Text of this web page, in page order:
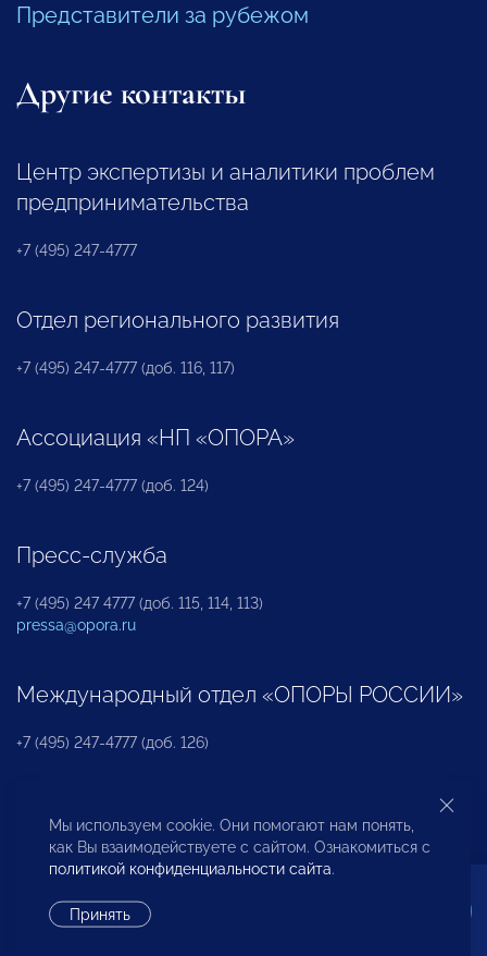
Представители за рубежом
Другие контакты
Центр экспертизы и аналитики проблем
предпринимательства
+7 (495) 247-4777
Отдел регионального развития
+7 (495) 247-4777 (доб. 116, 117)
Ассоциация «НП «ОПОРА»
+7 (495) 247-4777 (доб. 124)
Пресс-служба
+7 (495) 247 4777 (доб. 115, 114, 113)
pressa@opora.ru
Международный отдел «ОПОРЫ РОССИИ»
+7 (495) 247-4777 (доб. 126)
Бюро по защите прав предпринимателей и
инвесторов
Мы используем cookie. Они помогают нам понять,
как Вы взаимодействуете с сайтом. Ознакомиться с
политикой конфиденциальности сайта.
Принять